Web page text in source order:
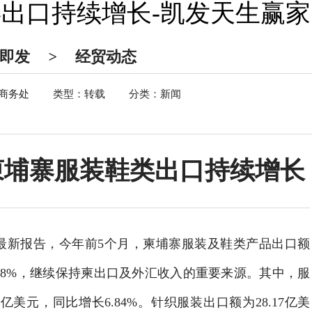
口持续增长-凯发天生赢家
发 > 经贸动态
务处 类型：转载 分类：新闻
寨服装鞋类出口持续增长
新报告，今年前5个月，柬埔寨服装及鞋类产品出口额
，继续保持柬出口及外汇收入的重要来源。其中，服
美元，同比增长6.84%。针织服装出口额为28.17亿美